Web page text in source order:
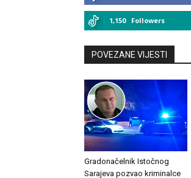
1,150 Followers
POVEZANE VIJESTI
Gradonačelnik Istočnog
Sarajeva pozvao kriminalce